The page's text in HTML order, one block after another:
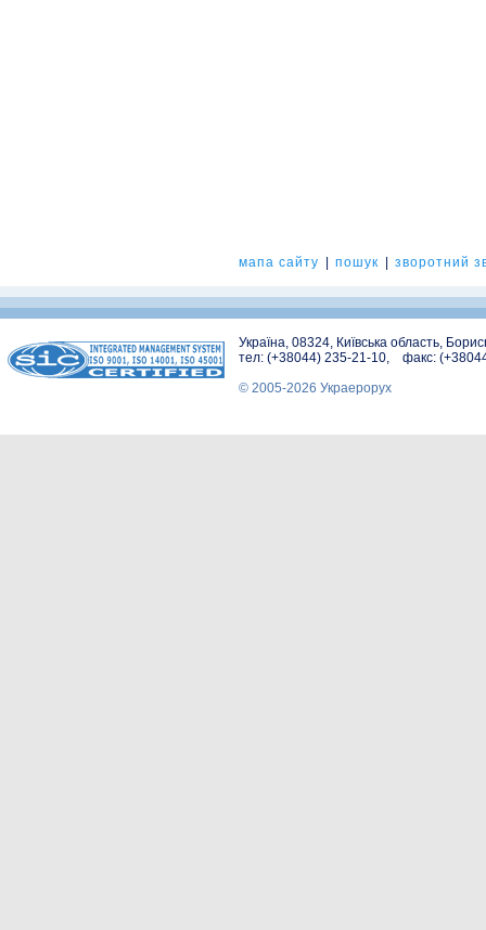
мапа сайту пошук зворотний
Україна, 08324, Київська область,
тел: (+38044) 235-21-10, факс:
© 2005-2026 Украерорух